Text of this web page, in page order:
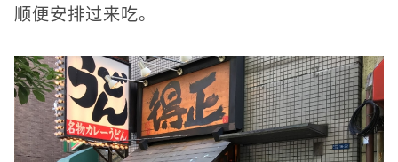
顺便安排过来吃。